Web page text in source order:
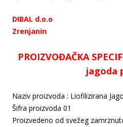
DIBAL d.o.o
Zrenjanin
PROIZVOĐAČKA
jagoda
Naziv proizvoda : Liofilizirana
Šifra proizvoda 01
Proizvedeno od svežeg